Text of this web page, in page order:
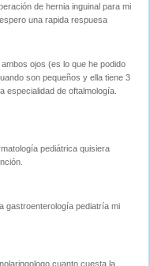
de hernia inguinal para mi
una rapida respuesa
ojos (es lo que he podido
son pequeños y ella tiene 3
especialidad de oftalmología.
pediátrica quisiera
gastroenterología pediatría mi
cuanto cuesta la